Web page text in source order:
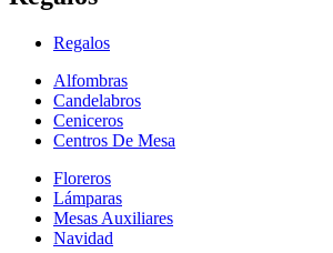
Regalos
Alfombras
Candelabros
Ceniceros
Centros De Mesa
Floreros
Lámparas
Mesas Auxiliares
Navidad